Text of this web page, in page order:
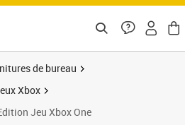
de bureau
Xbox
Jeu Xbox One